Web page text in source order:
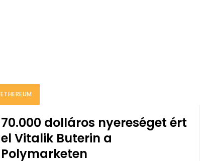
ETHEREUM
70.000 dolláros nyereséget ért
el Vitalik Buterin a
Polymarketen